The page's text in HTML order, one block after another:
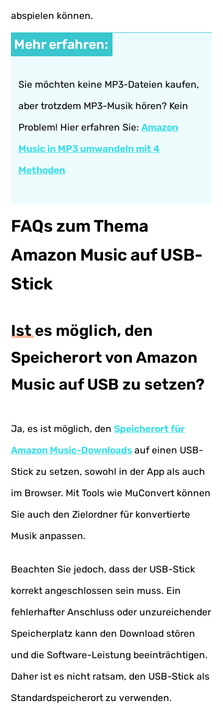
abspielen können.
Mehr erfahren:
Sie möchten keine MP3-Dateien kaufen,
aber trotzdem MP3-Musik hören? Kein
Problem! Hier erfahren Sie: Amazon
Music in MP3 umwandeln mit 4
Methoden
FAQs zum Thema
Amazon Music auf USB-
Stick
Ist es möglich, den
Speicherort von Amazon
Music auf USB zu setzen?
Ja, es ist möglich, denSpeicherort für
Amazon Music-Downloads auf einen USB-
Stick zu setzen, sowohl in der App als auch
im Browser. Mit Tools wie MuConvert können
Sie auch den Zielordner für konvertierte
Musik anpassen.
Beachten Sie jedoch, dass der USB-Stick
korrekt angeschlossen sein muss. Ein
fehlerhafter Anschluss oder unzureichender
Speicherplatz kann den Download stören
und die Software-Leistung beeinträchtigen.
Daher ist es nicht ratsam, den USB-Stick als
Standardspeicherort zu verwenden.